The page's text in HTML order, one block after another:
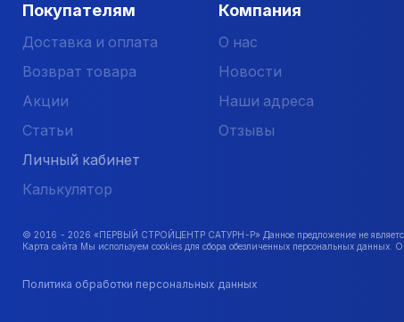
Покупателям
Доставка и оплата
Возврат товара
Акции
Статьи
Личный кабинет
Калькулятор
Компания
О нас
Новости
Наши адреса
Отзывы
© 2016 - 2026 «ПЕРВЫЙ СТРОЙЦЕНТР САТУРН-Р» Данное предложение не
Карта сайта Мы используем cookies для сбора обезличенных персональных
Политика обработки персональных данных